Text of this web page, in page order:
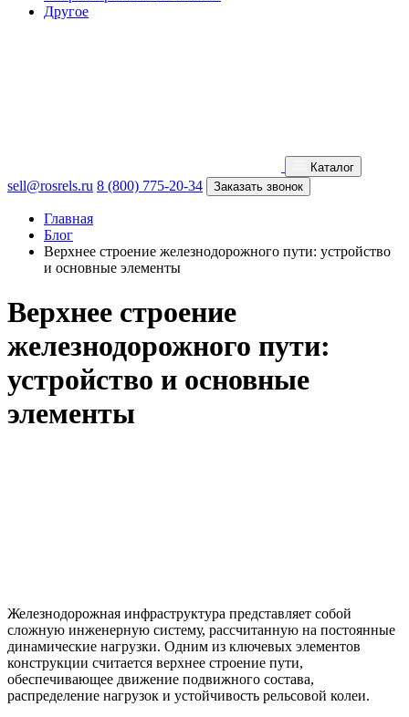
Другое
Каталог
sell@rosrels.ru 8 (800) 775-20-34 Заказать звонок
Главная
Блог
Верхнее строение железнодорожного пути: устройство
и основные элементы
Верхнее строение
железнодорожного пути:
устройство и основные
элементы
Железнодорожная инфраструктура представляет собой
сложную инженерную систему, рассчитанную на постоянные
динамические нагрузки. Одним из ключевых элементов
конструкции считается верхнее строение пути,
обеспечивающее движение подвижного состава,
распределение нагрузок и устойчивость рельсовой колеи.